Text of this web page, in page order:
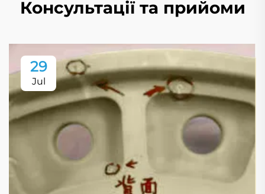
Консультації та прийоми
29
Jul